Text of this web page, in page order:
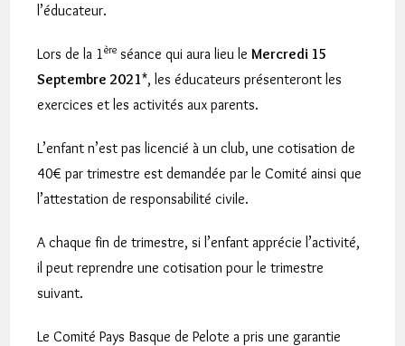
l’éducateur.
Lors de la 1ère séance qui aura lieu leMercredi 15
Septembre 2021*, les éducateurs présenteront les
exercices et les activités aux parents.
L’enfant n’est pas licencié à un club, une cotisation de
40€ par trimestre est demandée par le Comité ainsi que
l’attestation de responsabilité civile.
A chaque fin de trimestre, si l’enfant apprécie l’activité,
il peut reprendre une cotisation pour le trimestre
suivant.
Le Comité Pays Basque de Pelote a pris une garantie